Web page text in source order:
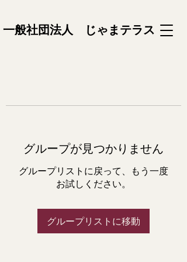
一般社団法人 じゃまテラス
グループが見つかりません
グループリストに戻って、もう一度
お試しください。
グループリストに移動